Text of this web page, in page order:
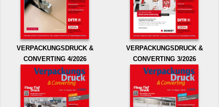
VERPACKUNGSDRUCK &
CONVERTING 4/2026
VERPACKUNGSDRUCK &
CONVERTING 3/2026